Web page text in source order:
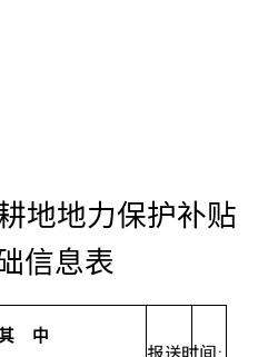
地地力保护补贴
信息表
中